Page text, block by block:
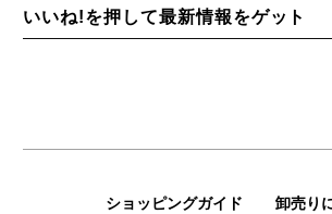
いいね!を押して最新情報をゲット
ショッピングガイド 卸売り